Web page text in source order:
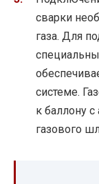
сварки
газа. Для
системе.
к баллону
газового